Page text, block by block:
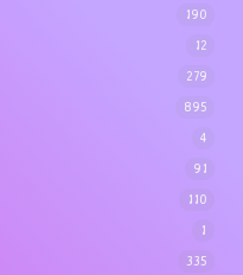
190
12
279
895
4
91
110
1
335